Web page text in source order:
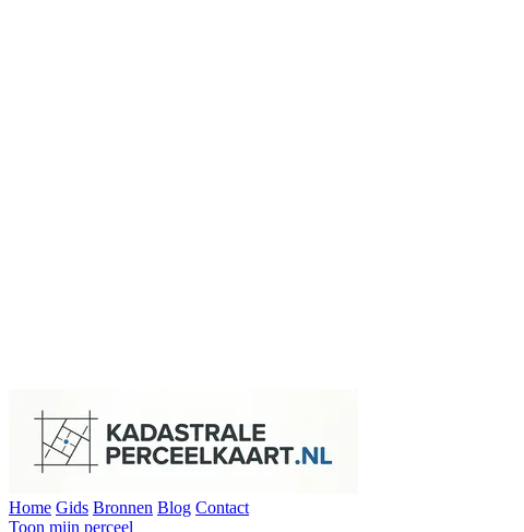
Home Gids Bronnen Blog Contact
Toon mijn perceel